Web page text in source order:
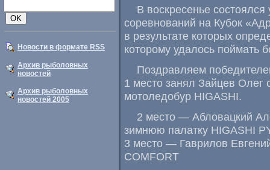
Новости в формате RSS
Архив рыболовных
новостей
Архив рыболовных
новостей 2005
В воскресенье
соревнований на Кубок «
в результате которых
которому удалось поймать
Поздравляем
1 место занял Зайцев Олег
мотоледобур HIGASHI.
2 место — Абловацкий
зимнюю палатку HIGASHI
3 место — Гаврилов
СOMFORT